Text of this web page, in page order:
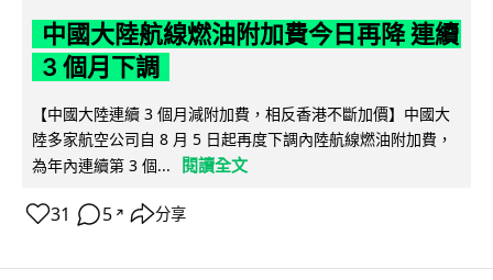
中國大陸航線燃油附加費今日再降 連續
3 個月下調
【中國大陸連續 3 個月減附加費，相反香港不斷加價】中國大
陸多家航空公司自 8 月 5 日起再度下調內陸航線燃油附加費，
為年內連續第 3 個...
閱讀全文
31 5 ↗ 分享